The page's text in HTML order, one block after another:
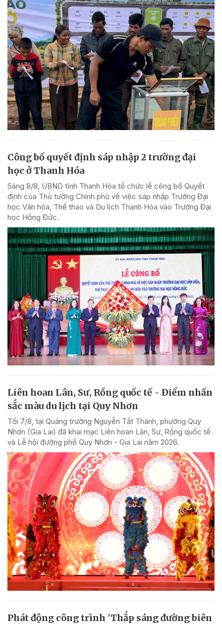
Công bố quyết định sáp nhập 2 trường đại
học ở Thanh Hóa
Sáng 8/8, UBND tỉnh Thanh Hóa tổ chức lễ công bố Quyết
định của Thủ tướng Chính phủ về việc sáp nhập Trường Đại
học Văn hóa, Thể thao và Du lịch Thanh Hóa vào Trường Đại
học Hồng Đức.
Liên hoan Lân, Sư, Rồng quốc tế - Điểm nhấn
sắc màu du lịch tại Quy Nhơn
Tối 7/8, tại Quảng trường Nguyễn Tất Thành, phường Quy
Nhơn (Gia Lai) đã khai mạc Liên hoan Lân, Sư, Rồng quốc tế
và Lễ hội đường phố Quy Nhơn - Gia Lai năm 2026.
Phát động công trình 'Thắp sáng đường biên